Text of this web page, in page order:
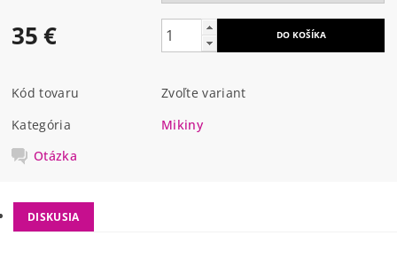
35 €
Kód tovaru
Zvoľte variant
Kategória
Mikiny
Otázka
DISKUSIA